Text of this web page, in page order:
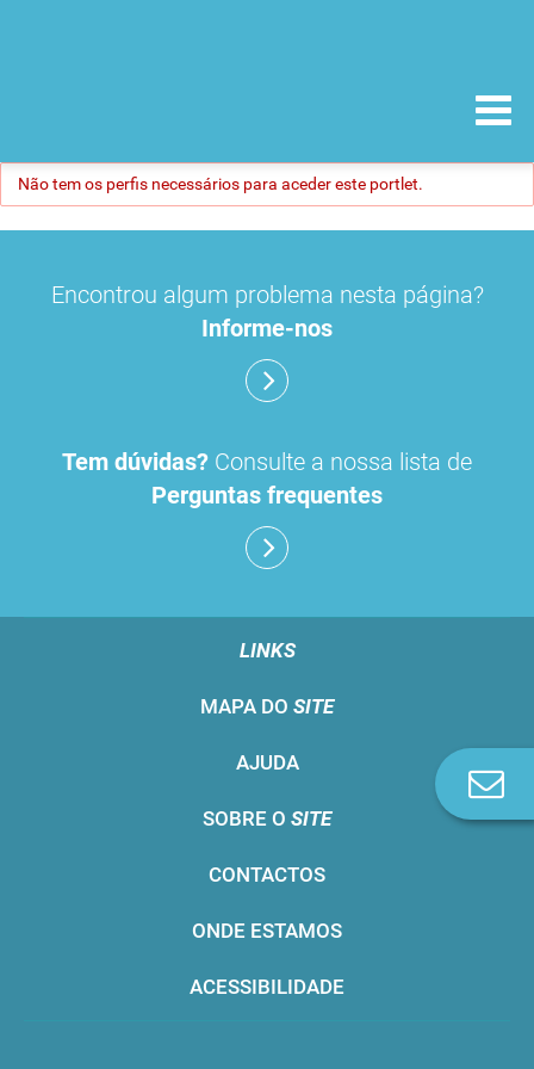
Não tem os perfis necessários para aceder este portlet.
Encontrou algum problema nesta página?
Informe-nos
Tem dúvidas? Consulte a nossa lista de
Perguntas frequentes
LINKS
MAPA DO SITE
AJUDA
SOBRE O SITE
CONTACTOS
ONDE ESTAMOS
ACESSIBILIDADE